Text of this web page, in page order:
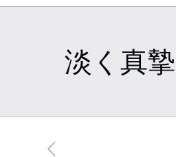
淡く真